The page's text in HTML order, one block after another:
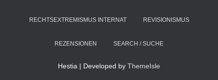
RECHTSEXTREMISMUS INTERNAT REVISIONISMUS
REZENSIONEN SEARCH / SUCHE
Hestia | Developed by ThemeIsle